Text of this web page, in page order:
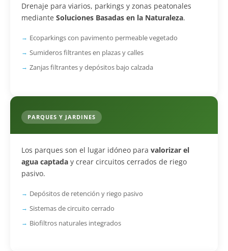
Drenaje para viarios, parkings y zonas peatonales
mediante Soluciones Basadas en la Naturaleza.
Ecoparkings con pavimento permeable vegetado
Sumideros filtrantes en plazas y calles
Zanjas filtrantes y depósitos bajo calzada
PARQUES Y JARDINES
Los parques son el lugar idóneo para valorizar el
agua captada y crear circuitos cerrados de riego
pasivo.
Depósitos de retención y riego pasivo
Sistemas de circuito cerrado
Biofiltros naturales integrados